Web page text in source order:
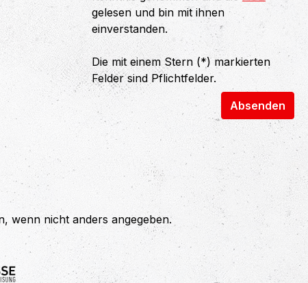
gelesen und bin mit ihnen
einverstanden.
Die mit einem Stern (*) markierten
Felder sind Pflichtfelder.
Absenden
wenn nicht anders angegeben.